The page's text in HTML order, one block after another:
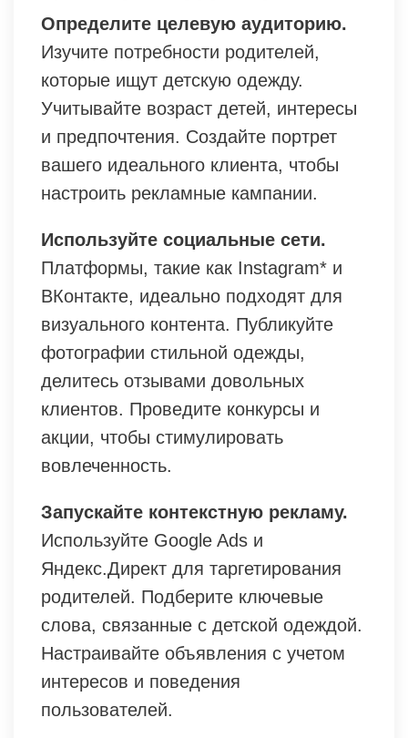
Определите целевую аудиторию.
Изучите потребности родителей,
которые ищут детскую одежду.
Учитывайте возраст детей, интересы
и предпочтения. Создайте портрет
вашего идеального клиента, чтобы
настроить рекламные кампании.
Используйте социальные сети.
Платформы, такие как Instagram* и
ВКонтакте, идеально подходят для
визуального контента. Публикуйте
фотографии стильной одежды,
делитесь отзывами довольных
клиентов. Проведите конкурсы и
акции, чтобы стимулировать
вовлеченность.
Запускайте контекстную рекламу.
Используйте Google Ads и
Яндекс.Директ для таргетирования
родителей. Подберите ключевые
слова, связанные с детской одеждой.
Настраивайте объявления с учетом
интересов и поведения
пользователей.